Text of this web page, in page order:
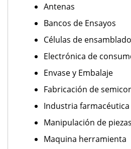
Antenas
Bancos de Ensayos
Células de ensamblado
Electrónica de
Envase y Embalaje
Fabricación de
Industria farmacéutica
Manipulación de
Maquina herramienta